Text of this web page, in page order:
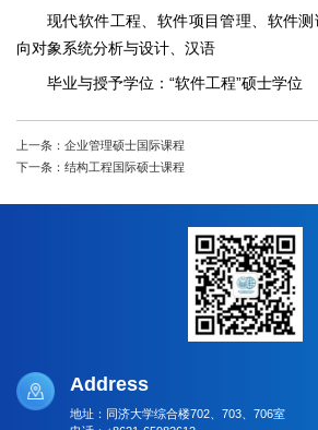
现代软件工程、软件项目管理、软件
向对象系统分析与设计、汉语
毕业与授予学位：“软件工程”硕士学位
上一条：企业管理硕士国际课程
下一条：结构工程国际硕士课程
Address
地址：同济大学综合楼702、703、706室